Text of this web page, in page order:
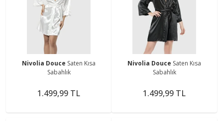
Nivolia Douce Saten Kısa
Sabahlık
1.499,99 TL
Nivolia Douce Saten Kısa
Sabahlık
1.499,99 TL